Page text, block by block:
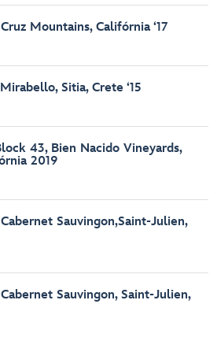
Mountains, Califórnia ‘17
Sitia, Crete ‘15
43, Bien Nacido Vineyards,
2019
Sauvingon,Saint-Julien,
Sauvingon, Saint-Julien,